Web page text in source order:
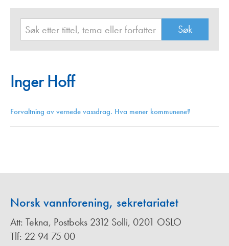
Inger Hoff
Forvaltning av vernede vassdrag. Hva mener kommunene?
Norsk vannforening, sekretariatet
Att: Tekna, Postboks 2312 Solli, 0201 OSLO
Tlf: 22 94 75 00